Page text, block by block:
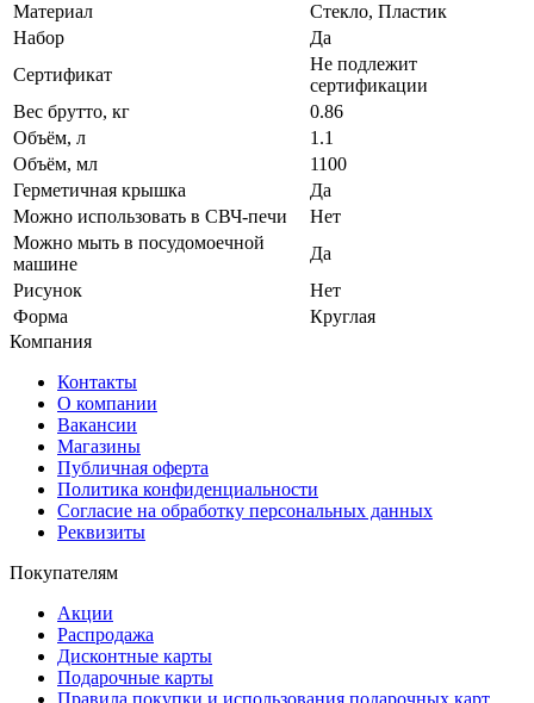
Материал
Стекло, Пластик
Набор
Да
Сертификат
Не подлежит
сертификации
Вес брутто, кг
0.86
Объём, л
1.1
Объём, мл
1100
Герметичная крышка
Да
Можно использовать в СВЧ-печи
Нет
Можно мыть в посудомоечной
машине
Да
Рисунок
Нет
Форма
Круглая
Компания
Контакты
О компании
Вакансии
Магазины
Публичная оферта
Политика конфиденциальности
Согласие на обработку персональных данных
Реквизиты
Покупателям
Акции
Распродажа
Дисконтные карты
Подарочные карты